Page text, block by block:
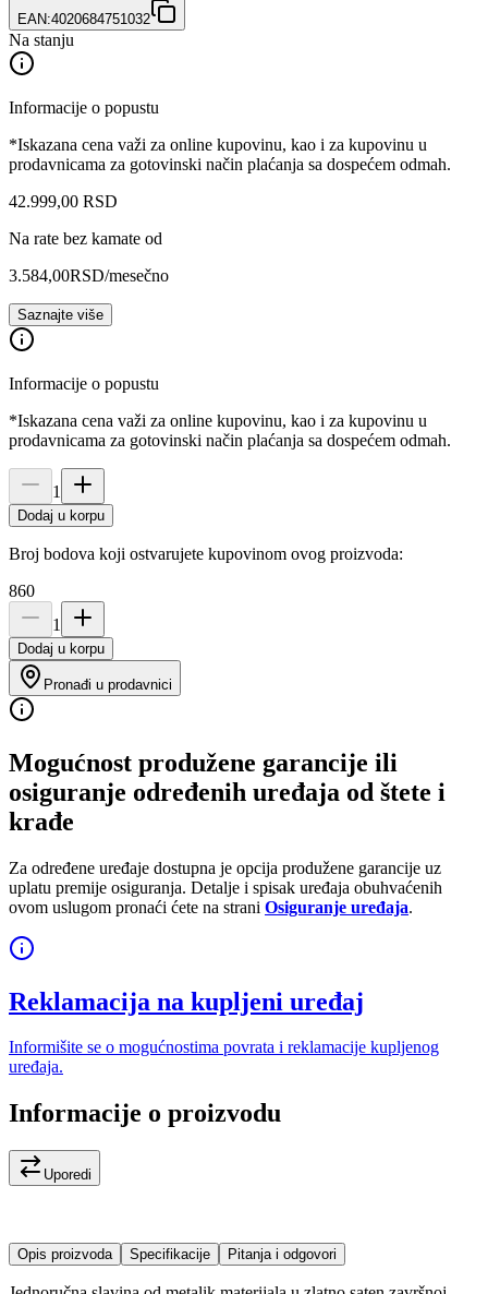
EAN:4020684751032
Na stanju
Informacije o popustu
*Iskazana cena važi za online kupovinu, kao i za kupovinu u
prodavnicama za gotovinski način plaćanja sa dospećem odmah.
42.999,00 RSD
Na rate bez kamate od
3.584,00RSD/mesečno
Saznajte više
Informacije o popustu
*Iskazana cena važi za online kupovinu, kao i za kupovinu u
prodavnicama za gotovinski način plaćanja sa dospećem odmah.
1
Dodaj u korpu
Broj bodova koji ostvarujete kupovinom ovog proizvoda:
860
1
Dodaj u korpu
Pronađi u prodavnici
Mogućnost produžene garancije ili
osiguranje određenih uređaja od štete i
krađe
Za određene uređaje dostupna je opcija produžene garancije uz
uplatu premije osiguranja. Detalje i spisak uređaja obuhvaćenih
ovom uslugom pronaći ćete na strani Osiguranje uređaja.
Reklamacija na kupljeni uređaj
Informišite se o mogućnostima povrata i reklamacije kupljenog
uređaja.
Informacije o proizvodu
Uporedi
Opis proizvoda Specifikacije Pitanja i odgovori